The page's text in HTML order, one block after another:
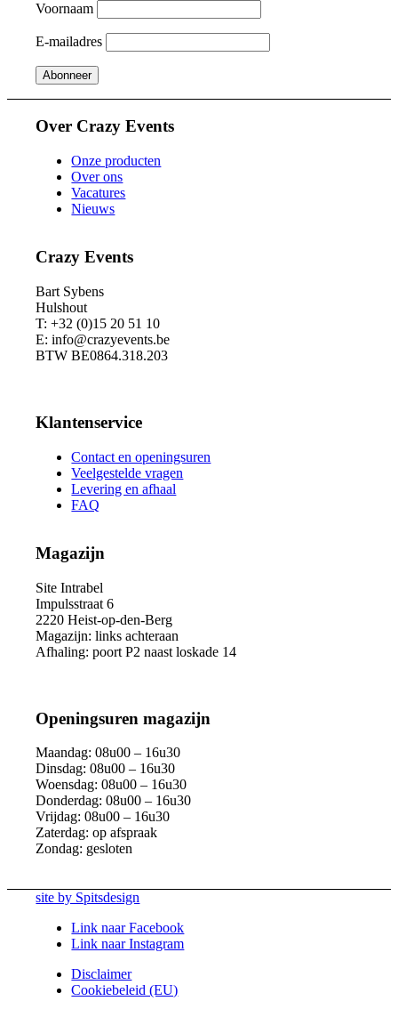
Voornaam
E-mailadres
Over Crazy Events
Onze producten
Over ons
Vacatures
Nieuws
Crazy Events
Bart Sybens
Hulshout
T: +32 (0)15 20 51 10
E: info@crazyevents.be
BTW BE0864.318.203
Klantenservice
Contact en openingsuren
Veelgestelde vragen
Levering en afhaal
FAQ
Magazijn
Site Intrabel
Impulsstraat 6
2220 Heist-op-den-Berg
Magazijn: links achteraan
Afhaling: poort P2 naast loskade 14
Openingsuren magazijn
Maandag: 08u00 – 16u30
Dinsdag: 08u00 – 16u30
Woensdag: 08u00 – 16u30
Donderdag: 08u00 – 16u30
Vrijdag: 08u00 – 16u30
Zaterdag: op afspraak
Zondag: gesloten
site by Spitsdesign
Link naar Facebook
Link naar Instagram
Disclaimer
Cookiebeleid (EU)